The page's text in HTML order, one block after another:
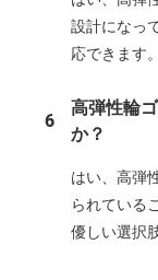
設計になっ
応できます。
6
高弾性輪
か？
はい、高弾
られている
優しい選択